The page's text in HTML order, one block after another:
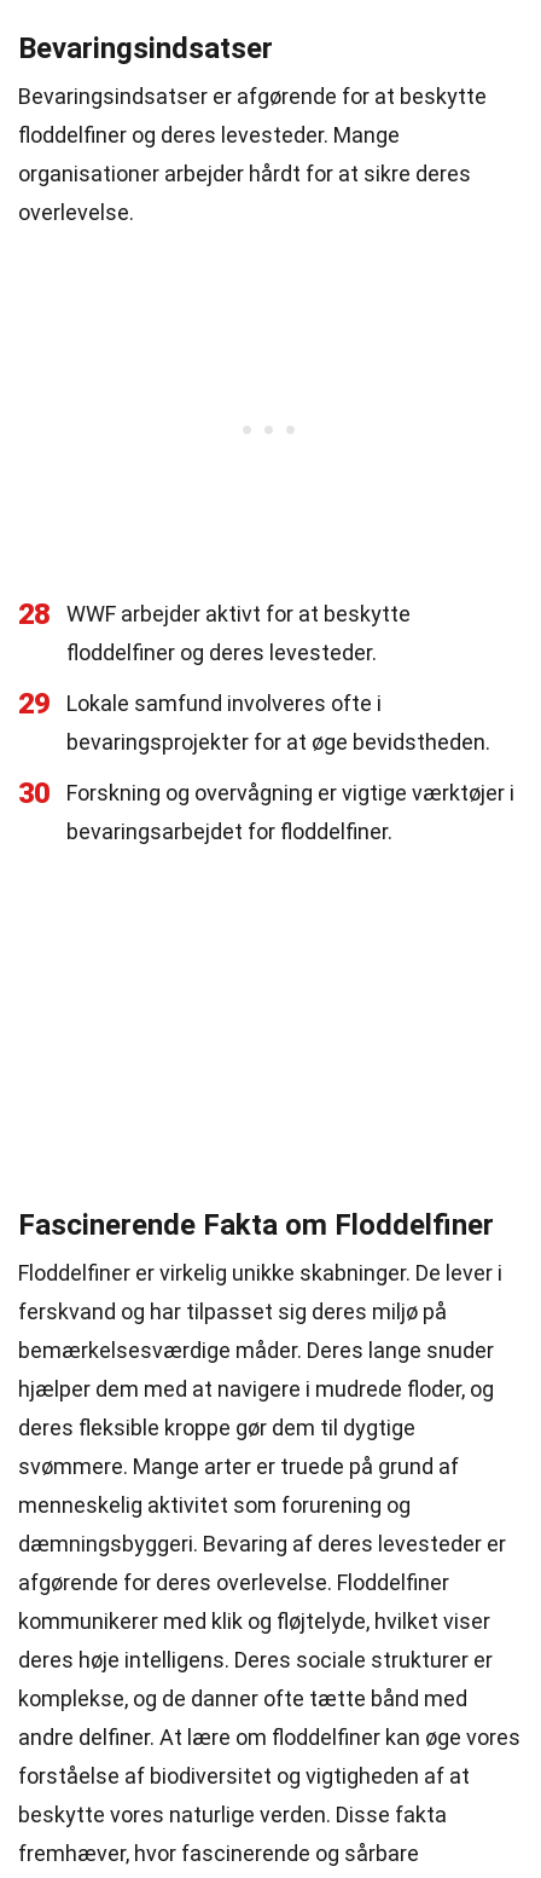
Bevaringsindsatser
Bevaringsindsatser er afgørende for at beskytte
floddelfiner og deres levesteder. Mange
organisationer arbejder hårdt for at sikre deres
overlevelse.
28
WWF arbejder aktivt for at beskytte
floddelfiner og deres levesteder.
29
Lokale samfund involveres ofte i
bevaringsprojekter for at øge bevidstheden.
30
Forskning og overvågning er vigtige værktøjer i
bevaringsarbejdet for floddelfiner.
Fascinerende Fakta om Floddelfiner
Floddelfiner er virkelig unikke skabninger. De lever i
ferskvand og har tilpasset sig deres miljø på
bemærkelsesværdige måder. Deres lange snuder
hjælper dem med at navigere i mudrede floder, og
deres fleksible kroppe gør dem til dygtige
svømmere. Mange arter er truede på grund af
menneskelig aktivitet som forurening og
dæmningsbyggeri. Bevaring af deres levesteder er
afgørende for deres overlevelse. Floddelfiner
kommunikerer med klik og fløjtelyde, hvilket viser
deres høje intelligens. Deres sociale strukturer er
komplekse, og de danner ofte tætte bånd med
andre delfiner. At lære om floddelfiner kan øge vores
forståelse af biodiversitet og vigtigheden af at
beskytte vores naturlige verden. Disse fakta
fremhæver, hvor fascinerende og sårbare